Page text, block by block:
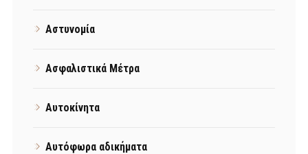
Αστυνομία
Ασφαλιστικά Μέτρα
Αυτοκίνητα
Αυτόφωρα αδικήματα